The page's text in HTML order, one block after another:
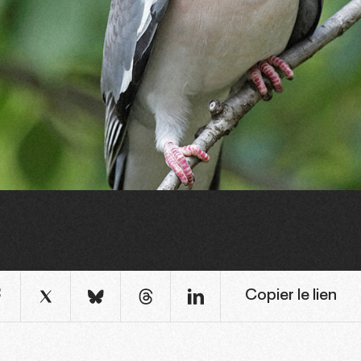
Copier le lien